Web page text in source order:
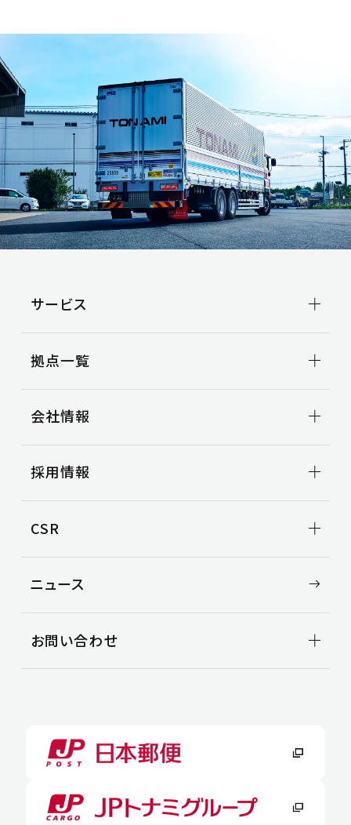
サービス
引越事業
国際輸送
車両整備
3PL事業
空き倉庫情報
拠点一覧
関東地区
北陸地区
中国地区
会社情報
トップメッセージ
役員一覧
採用情報
中途採用
CSR
環境
ニュース
お問い合わせ